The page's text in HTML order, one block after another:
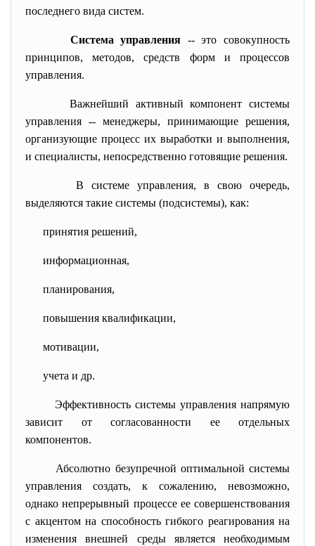
последнего вида систем.
Система управления -- это совокупность
принципов, методов, средств форм и процессов
управления.
Важнейший активный компонент системы
управления -- менеджеры, принимающие решения,
организующие процесс их выработки и выполнения,
и специалисты, непосредственно готовящие решения.
В системе управления, в свою очередь,
выделяются такие системы (подсистемы), как:
принятия решений,
информационная,
планирования,
повышения квалификации,
мотивации,
учета и др.
Эффективность системы управления напрямую
зависит от согласованности ее отдельных
компонентов.
Абсолютно безупречной оптимальной системы
управления создать, к сожалению, невозможно,
однако непрерывный процессе ее совершенствования
с акцентом на способность гибкого реагирования на
изменения внешней среды является необходимым